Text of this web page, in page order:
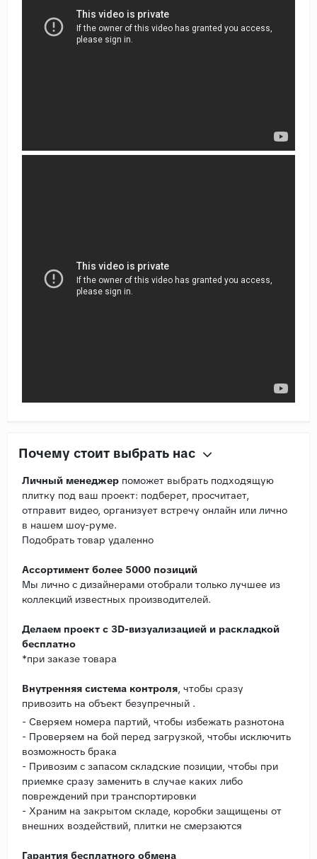
Почему стоит выбрать нас
Личный менеджер поможет выбрать подходящую
плитку под ваш проект: подберет, просчитает,
отправит видео, организует встречу онлайн или лично
в нашем шоу-руме.
Подобрать товар удаленно
Ассортимент более 5000 позиций
Мы лично с дизайнерами отобрали только лучшее из
коллекций известных производителей.
Делаем проект с 3D-визуализацией и раскладкой
бесплатно
*при заказе товара
Внутренняя система контроля, чтобы сразу
привозить на объект безупречный .
- Сверяем номера партий, чтобы избежать разнотона
- Проверяем на бой перед загрузкой, чтобы исключить
возможность брака
- Привозим с запасом складские позиции, чтобы при
приемке сразу заменить в случае каких либо
повреждений при транспортировки
- Храним на закрытом складе, коробки защищены от
внешних воздействий, плитки не смерзаются
Гарантия бесплатного обмена